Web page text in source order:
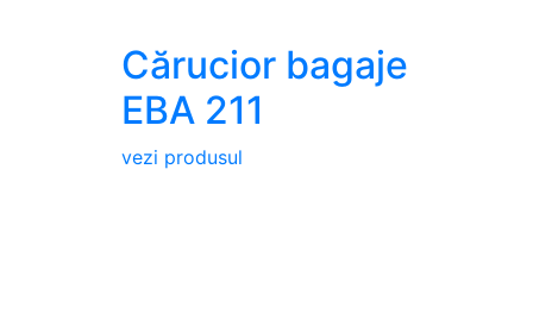
Cărucior bagaje
EBA 211
vezi produsul